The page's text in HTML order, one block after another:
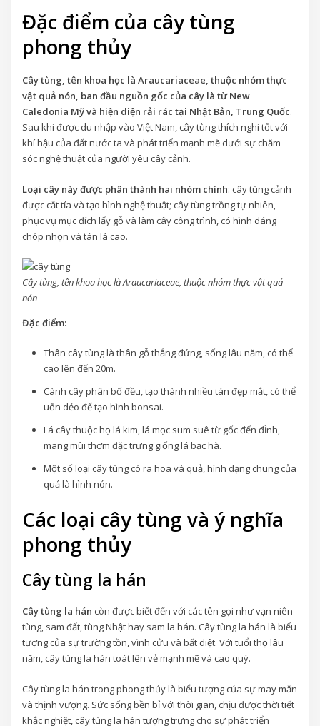
Đặc điểm của cây tùng
phong thủy
Cây tùng, tên khoa học là Araucariaceae, thuộc nhóm thực
vật quả nón, ban đầu nguồn gốc của cây là từ New
Caledonia Mỹ và hiện diện rải rác tại Nhật Bản, Trung Quốc.
Sau khi được du nhập vào Việt Nam, cây tùng thích nghi tốt với
khí hậu của đất nước ta và phát triển mạnh mẽ dưới sự chăm
sóc nghệ thuật của người yêu cây cảnh.
Loại cây này được phân thành hai nhóm chính: cây tùng cảnh
được cắt tỉa và tạo hình nghệ thuật; cây tùng trồng tự nhiên,
phục vụ mục đích lấy gỗ và làm cây công trình, có hình dáng
chóp nhọn và tán lá cao.
Cây tùng, tên khoa học là Araucariaceae, thuộc nhóm thực vật quả
nón
Đặc điểm:
Thân cây tùng là thân gỗ thẳng đứng, sống lâu năm, có thể
cao lên đến 20m.
Cành cây phân bố đều, tạo thành nhiều tán đẹp mắt, có thể
uốn dẻo để tạo hình bonsai.
Lá cây thuộc họ lá kim, lá mọc sum suê từ gốc đến đỉnh,
mang mùi thơm đặc trưng giống lá bạc hà.
Một số loại cây tùng có ra hoa và quả, hình dạng chung của
quả là hình nón.
Các loại cây tùng và ý nghĩa
phong thủy
Cây tùng la hán
Cây tùng la hán còn được biết đến với các tên gọi như vạn niên
tùng, sam đất, tùng Nhật hay sam la hán. Cây tùng la hán là biểu
tượng của sự trường tồn, vĩnh cửu và bất diệt. Với tuổi thọ lâu
năm, cây tùng la hán toát lên vẻ mạnh mẽ và cao quý.
Cây tùng la hán trong phong thủy là biểu tượng của sự may mắn
và thịnh vượng. Sức sống bền bỉ với thời gian, chịu được thời tiết
khắc nghiệt, cây tùng la hán tượng trưng cho sự phát triển